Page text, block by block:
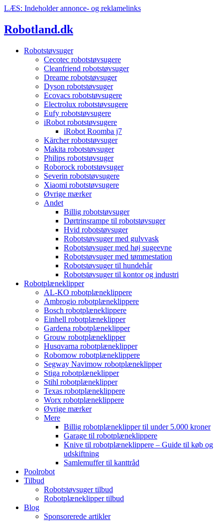
Videre
indhold
LÆS: Indeholder annonce- og reklamelinks
Robotland.dk
Robotstøvsuger
Cecotec robotstøvsugere
Cleanfriend robotstøvsuger
Dreame robotstøvsuger
Dyson robotstøvsuger
Ecovacs robotstøvsugere
Electrolux robotstøvsugere
Eufy robotstøvsugere
iRobot robotstøvsugere
iRobot Roomba j7
Kärcher robotstøvsuger
Makita robotstøvsuger
Philips robotstøvsuger
Roborock robotstøvsuger
Severin robotstøvsugere
Xiaomi robotstøvsugere
Øvrige mærker
Andet
Billig robotstøvsuger
Dørtrinsrampe til robotstøvsuger
Hvid robotstøvsuger
Robotstøvsuger med gulvvask
Robotstøvsuger med høj sugeevne
Robotstøvsuger med tømmestation
Robotstøvsuger til hundehår
Robotstøvsuger til kontor og industri
Robotplæneklipper
AL-KO robotplæneklippere
Ambrogio robotplæneklippere
Bosch robotplæneklippere
Einhell robotplæneklipper
Gardena robotplæneklipper
Grouw robotplæneklipper
Husqvarna robotplæneklipper
Robomow robotplæneklippere
Segway Navimow robotplæneklipper
Stiga robotplæneklipper
Stihl robotplæneklipper
Texas robotplæneklippere
Worx robotplæneklippere
Øvrige mærker
Mere
Billig robotplæneklipper til under 5.000 kroner
Garage til robotplæneklippere
Knive til robotplæneklippere – Guide til køb og
udskiftning
Samlemuffer til kanttråd
Poolrobot
Tilbud
Robotstøvsuger tilbud
Robotplæneklipper tilbud
Blog
Sponsorerede artikler